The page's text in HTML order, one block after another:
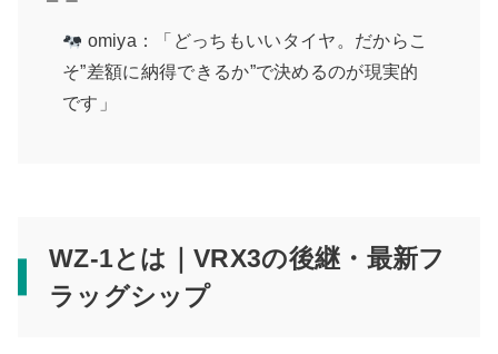
omiya：「どっちもいいタイヤ。だからこ
そ”差額に納得できるか”で決めるのが現実的
です」
WZ-1とは｜VRX3の後継・最新フ
ラッグシップ